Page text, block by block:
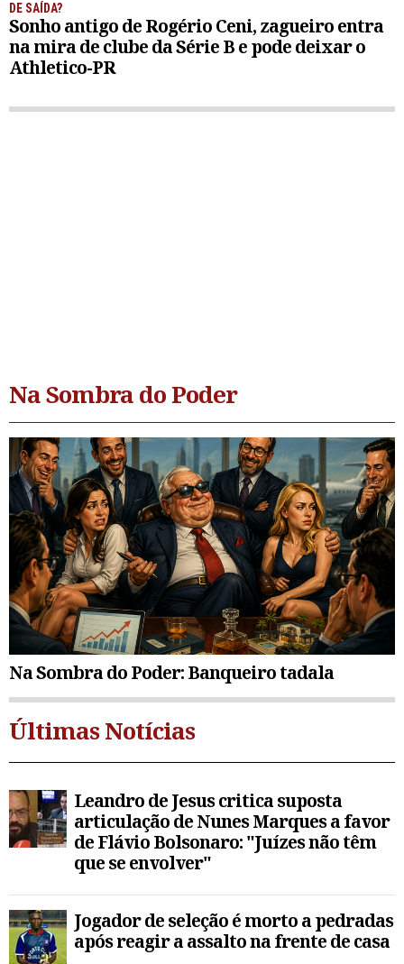
DE SAÍDA?
Sonho antigo de Rogério Ceni, zagueiro entra
na mira de clube da Série B e pode deixar o
Athletico-PR
Na Sombra do Poder
Na Sombra do Poder: Banqueiro tadala
Últimas Notícias
Leandro de Jesus critica suposta
articulação de Nunes Marques a favor
de Flávio Bolsonaro: "Juízes não têm
que se envolver"
Jogador de seleção é morto a pedradas
após reagir a assalto na frente de casa